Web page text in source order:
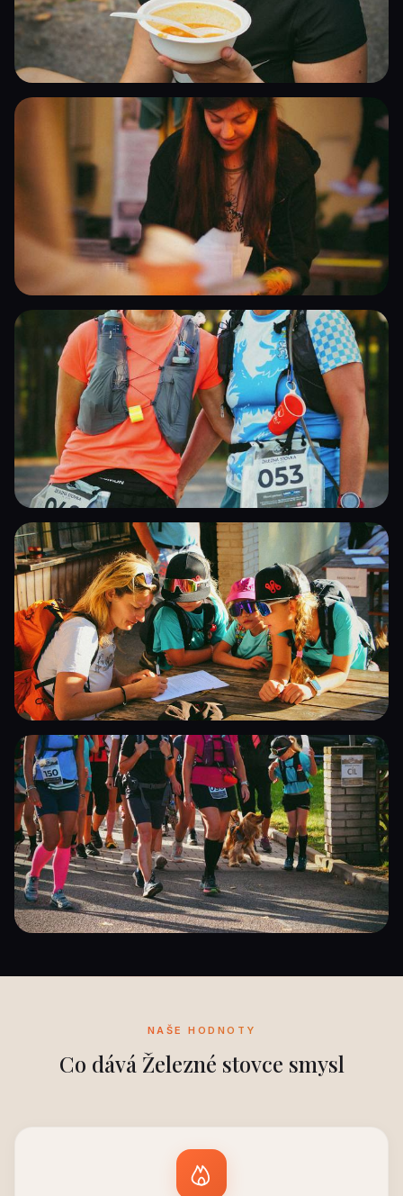
Železná stovka 2025
Železná stovka 2025
Železná stovka 2025
Železná stovka 2025
NAŠE HODNOTY
Co dává Železné stovce smysl